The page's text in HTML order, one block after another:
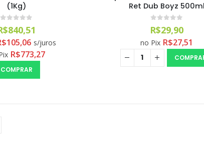
(1Kg)
0out of 5
840,51
105,06 s/juros
R$773,27
COMPRAR
Ret Dub Boyz 500ml
out of 5
R$29,90
no Pix R$27,51